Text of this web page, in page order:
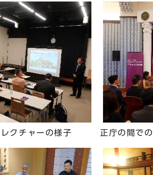
クチャーの様子 正庁の間で